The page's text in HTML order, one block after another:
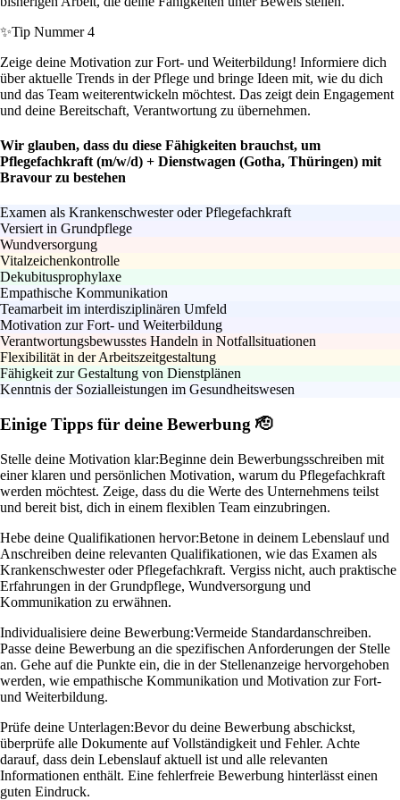
✨Tip Nummer 4
Zeige deine Motivation zur Fort- und Weiterbildung! Informiere dich
über aktuelle Trends in der Pflege und bringe Ideen mit, wie du dich
und das Team weiterentwickeln möchtest. Das zeigt dein Engagement
und deine Bereitschaft, Verantwortung zu übernehmen.
Wir glauben, dass du diese Fähigkeiten brauchst, um
Pflegefachkraft (m/w/d) + Dienstwagen (Gotha, Thüringen) mit
Bravour zu bestehen
Examen als Krankenschwester oder Pflegefachkraft
Versiert in Grundpflege
Wundversorgung
Vitalzeichenkontrolle
Dekubitusprophylaxe
Empathische Kommunikation
Teamarbeit im interdisziplinären Umfeld
Motivation zur Fort- und Weiterbildung
Verantwortungsbewusstes Handeln in Notfallsituationen
Flexibilität in der Arbeitszeitgestaltung
Fähigkeit zur Gestaltung von Dienstplänen
Kenntnis der Sozialleistungen im Gesundheitswesen
Einige Tipps für deine Bewerbung 🫡
Stelle deine Motivation klar:Beginne dein Bewerbungsschreiben mit
einer klaren und persönlichen Motivation, warum du Pflegefachkraft
werden möchtest. Zeige, dass du die Werte des Unternehmens teilst
und bereit bist, dich in einem flexiblen Team einzubringen.
Hebe deine Qualifikationen hervor:Betone in deinem Lebenslauf und
Anschreiben deine relevanten Qualifikationen, wie das Examen als
Krankenschwester oder Pflegefachkraft. Vergiss nicht, auch praktische
Erfahrungen in der Grundpflege, Wundversorgung und
Kommunikation zu erwähnen.
Individualisiere deine Bewerbung:Vermeide Standardanschreiben.
Passe deine Bewerbung an die spezifischen Anforderungen der Stelle
an. Gehe auf die Punkte ein, die in der Stellenanzeige hervorgehoben
werden, wie empathische Kommunikation und Motivation zur Fort-
und Weiterbildung.
Prüfe deine Unterlagen:Bevor du deine Bewerbung abschickst,
überprüfe alle Dokumente auf Vollständigkeit und Fehler. Achte
darauf, dass dein Lebenslauf aktuell ist und alle relevanten
Informationen enthält. Eine fehlerfreie Bewerbung hinterlässt einen
guten Eindruck.